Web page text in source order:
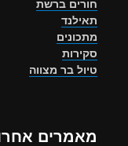
חורים ברשת
תאילנד
מתכונים
סקירות
טיול בר מצווה
מאמרים